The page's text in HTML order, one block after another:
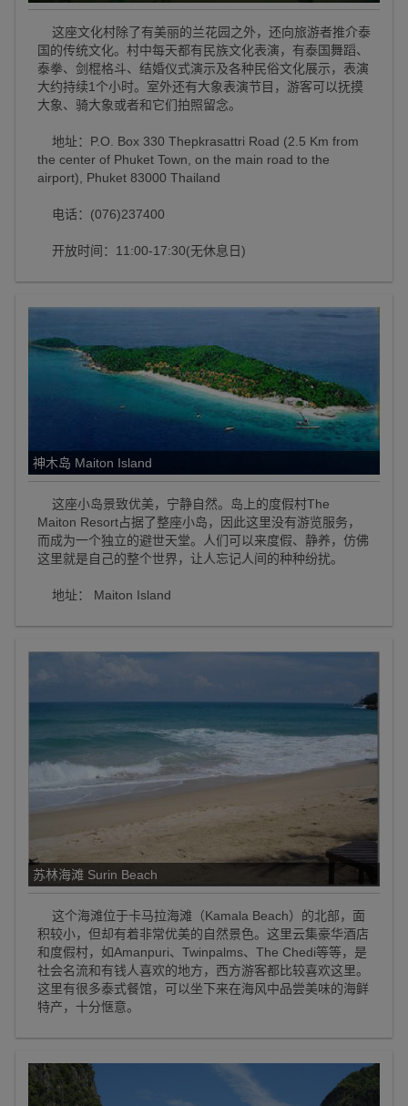
这座文化村除了有美丽的兰花园之外，还向旅游者推介泰
国的传统文化。村中每天都有民族文化表演，有泰国舞蹈、
泰拳、剑棍格斗、结婚仪式演示及各种民俗文化展示，表演
大约持续1个小时。室外还有大象表演节目，游客可以抚摸
大象、骑大象或者和它们拍照留念。
地址：P.O. Box 330 Thepkrasattri Road (2.5 Km from
the center of Phuket Town, on the main road to the
airport), Phuket 83000 Thailand
电话：(076)237400
开放时间：11:00-17:30(无休息日)
神木岛 Maiton Island
这座小岛景致优美，宁静自然。岛上的度假村The
Maiton Resort占据了整座小岛，因此这里没有游览服务，
而成为一个独立的避世天堂。人们可以来度假、静养，仿佛
这里就是自己的整个世界，让人忘记人间的种种纷扰。
地址： Maiton Island
苏林海滩 Surin Beach
这个海滩位于卡马拉海滩（Kamala Beach）的北部，面
积较小，但却有着非常优美的自然景色。这里云集豪华酒店
和度假村，如Amanpuri、Twinpalms、The Chedi等等，是
社会名流和有钱人喜欢的地方，西方游客都比较喜欢这里。
这里有很多泰式餐馆，可以坐下来在海风中品尝美味的海鲜
特产，十分惬意。